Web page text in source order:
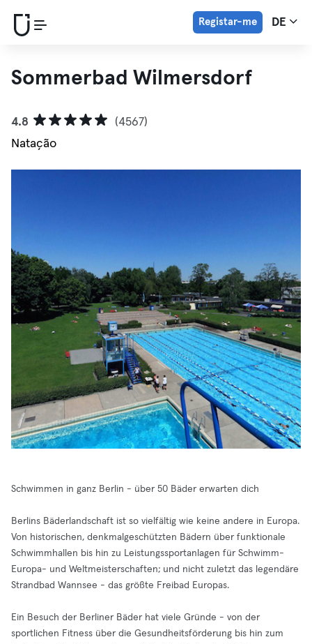
Registar-me DE
Sommerbad Wilmersdorf
4.8
(4567)
Natação
Schwimmen in ganz Berlin - über 50 Bäder erwarten dich
Berlins Bäderlandschaft ist so vielfältig wie keine andere in Europa.
Von historischen, denkmalgeschützten Bädern über funktionale
Schwimmhallen bis hin zu Leistungssportanlagen für Schwimm-
Europa- und Weltmeisterschaften; und nicht zuletzt das legendäre
Strandbad Wannsee - das größte Freibad Europas.
Ein Besuch der Berliner Bäder hat viele Gründe - von der
sportlichen Fitness über die Gesundheitsförderung bis hin zum